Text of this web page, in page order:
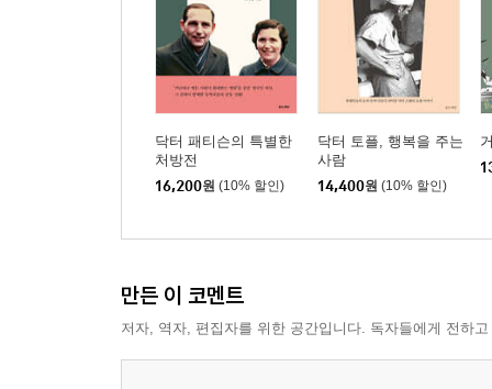
백일홍나무 집 - 105
5장 성장하는 제자들
복 중의 복 - 113
성장하는 제자들 - 122
연탄가스의 공포 - 126
치과의 황금률 - 137
아는 길도 물어가라 - 141
푯대를 향하여 - 145
닥터 패티슨의 특별한
처방전
16,200원 (10% 할인)
닥터 토플, 행복을 주는
사람
14,400원 (10% 할인)
만든 이 코멘트
저자, 역자, 편집자를 위한 공간입니다. 독자들에게 전하